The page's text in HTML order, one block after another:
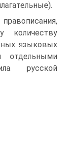
количеству
языковых
отдельными
русской